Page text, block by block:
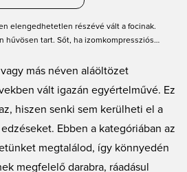
elengedhetetlen részévé vált a focinak.
hűvösen tart. Sőt, ha izomkompressziós
arra is találsz megfelelő
aláöltözet boltban, ahol mindent
más néven aláöltözet
vált igazán egyértelművé. Ez
hiszen senki sem kerülheti el a
Ebben a kategóriában az
megtalálod, így könnyedén
megfelelő darabra, ráadásul